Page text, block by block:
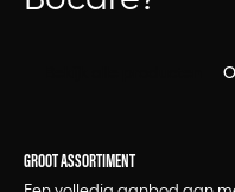
GROOT ASSORTIMENT